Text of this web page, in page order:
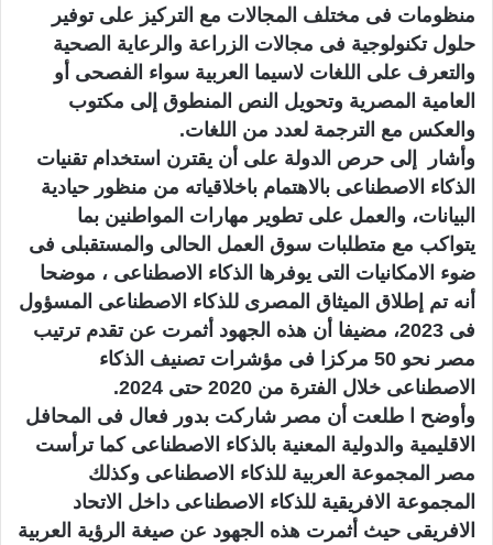
منظومات فى مختلف المجالات مع التركيز على توفير
حلول تكنولوجية فى مجالات الزراعة والرعاية الصحية
والتعرف على اللغات لاسيما العربية سواء الفصحى أو
العامية المصرية وتحويل النص المنطوق إلى مكتوب
والعكس مع الترجمة لعدد من اللغات.
وأشار إلى حرص الدولة على أن يقترن استخدام تقنيات
الذكاء الاصطناعى بالاهتمام باخلاقياته من منظور حيادية
البيانات، والعمل على تطوير مهارات المواطنين بما
يتواكب مع متطلبات سوق العمل الحالى والمستقبلى فى
ضوء الامكانيات التى يوفرها الذكاء الاصطناعى ، موضحا
أنه تم إطلاق الميثاق المصرى للذكاء الاصطناعى المسؤول
فى 2023، مضيفا أن هذه الجهود أثمرت عن تقدم ترتيب
مصر نحو 50 مركزا فى مؤشرات تصنيف الذكاء
الاصطناعى خلال الفترة من 2020 حتى 2024.
وأوضح ا طلعت أن مصر شاركت بدور فعال فى المحافل
الاقليمية والدولية المعنية بالذكاء الاصطناعى كما ترأست
مصر المجموعة العربية للذكاء الاصطناعى وكذلك
المجموعة الافريقية للذكاء الاصطناعى داخل الاتحاد
الافريقى حيث أثمرت هذه الجهود عن صيغة الرؤية العربية